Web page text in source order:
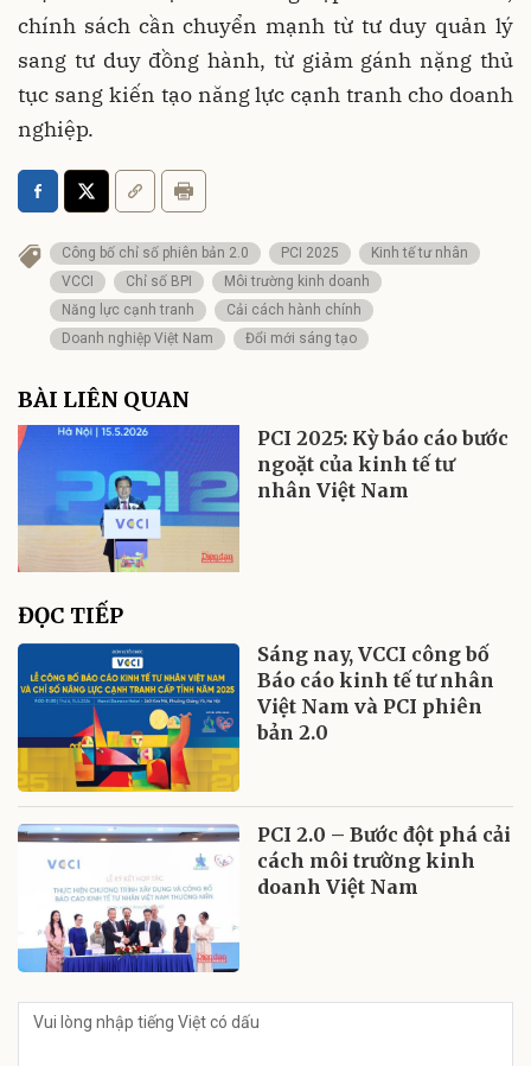
chính sách cần chuyển mạnh từ tư duy quản lý
sang tư duy đồng hành, từ giảm gánh nặng thủ
tục sang kiến tạo năng lực cạnh tranh cho doanh
nghiệp.
Công bố chỉ số phiên bản 2.0 PCI 2025
Kinh tế tư nhân
VCCI
Chỉ số BPI
Môi trường kinh doanh
Năng lực cạnh tranh
Cải cách hành chính
Doanh nghiệp Việt Nam
Đổi mới sáng tạo
BÀI LIÊN QUAN
PCI 2025: Kỳ báo cáo bước
ngoặt của kinh tế tư
nhân Việt Nam
ĐỌC TIẾP
Sáng nay, VCCI công bố
Báo cáo kinh tế tư nhân
Việt Nam và PCI phiên
bản 2.0
PCI 2.0 – Bước đột phá cải
cách môi trường kinh
doanh Việt Nam